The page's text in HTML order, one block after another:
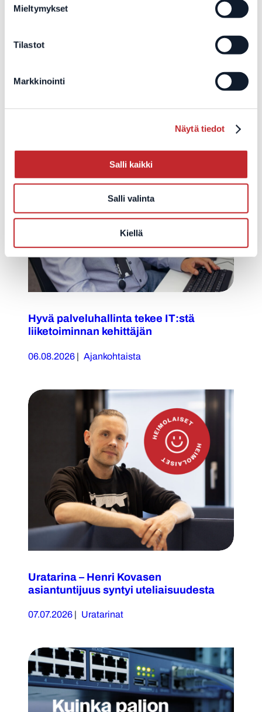
Mieltymykset
Tilastot
Markkinointi
Näytä tiedot
Salli kaikki
Salli valinta
Kiellä
tietoturvallisia ja käyttövalmiita ennen tuen päättymistä.
Hyvä palveluhallinta tekee IT:stä
liiketoiminnan kehittäjän
06.08.2026| Ajankohtaista
Uratarina – Henri Kovasen
asiantuntijuus syntyi uteliaisuudesta
07.07.2026| Uratarinat